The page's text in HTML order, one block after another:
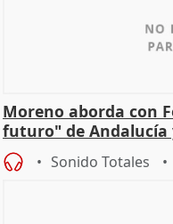
Moreno aborda con
futuro" de Andalucía
incendios
Sonido Totales